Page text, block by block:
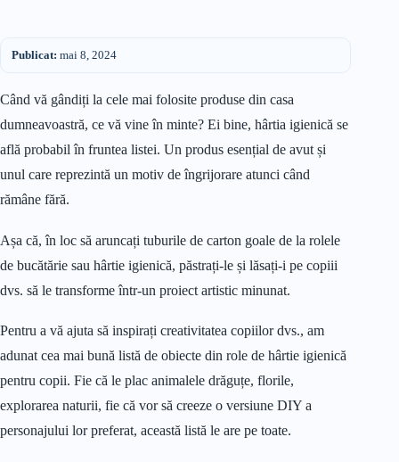
Publicat: mai 8, 2024
Când vă gândiți la cele mai folosite produse din casa
dumneavoastră, ce vă vine în minte? Ei bine, hârtia igienică se
află probabil în fruntea listei. Un produs esențial de avut și
unul care reprezintă un motiv de îngrijorare atunci când
rămâne fără.
Așa că, în loc să aruncați tuburile de carton goale de la rolele
de bucătărie sau hârtie igienică, păstrați-le și lăsați-i pe copiii
dvs. să le transforme într-un proiect artistic minunat.
Pentru a vă ajuta să inspirați creativitatea copiilor dvs., am
adunat cea mai bună listă de obiecte din role de hârtie igienică
pentru copii. Fie că le plac animalele drăguțe, florile,
explorarea naturii, fie că vor să creeze o versiune DIY a
personajului lor preferat, această listă le are pe toate.